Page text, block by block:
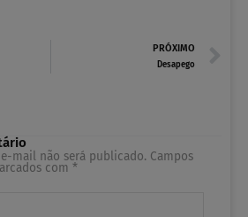
PRÓXIMO
Desapego
mail não será publicado. Campos
com *